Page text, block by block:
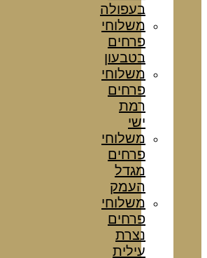
בעפולה
משלוחי
פרחים
בטבעון
משלוחי
פרחים
רמת
ישי
משלוחי
פרחים
מגדל
העמק
משלוחי
פרחים
נצרת
עילית